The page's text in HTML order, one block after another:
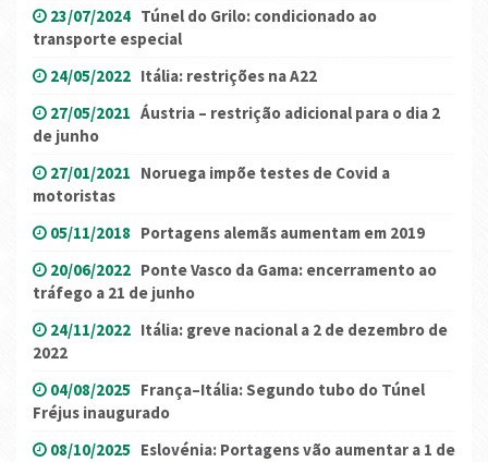
23/07/2024 Túnel do Grilo: condicionado ao
transporte especial
24/05/2022 Itália: restrições na A22
27/05/2021 Áustria – restrição adicional para o dia 2
de junho
27/01/2021 Noruega impõe testes de Covid a
motoristas
05/11/2018 Portagens alemãs aumentam em 2019
20/06/2022 Ponte Vasco da Gama: encerramento ao
tráfego a 21 de junho
24/11/2022 Itália: greve nacional a 2 de dezembro de
2022
04/08/2025 França–Itália: Segundo tubo do Túnel
Fréjus inaugurado
08/10/2025 Eslovénia: Portagens vão aumentar a 1 de